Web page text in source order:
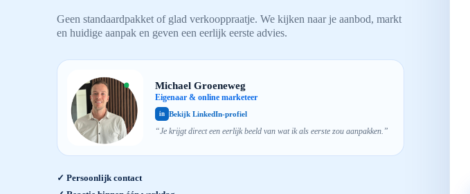
Geen standaardpakket of glad verkooppraatje. We kijken naar je aanbod, markt
en huidige aanpak en geven een eerlijk eerste advies.
Michael Groeneweg
Eigenaar & online marketeer
in Bekijk LinkedIn-profiel
“Je krijgt direct een eerlijk beeld van wat ik als eerste zou aanpakken.”
✓ Persoonlijk contact